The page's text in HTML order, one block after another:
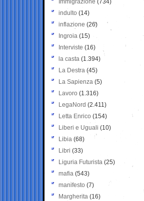
Immigrazione (734)
indulto (14)
inflazione (26)
Ingroia (15)
Interviste (16)
la casta (1.394)
La Destra (45)
La Sapienza (5)
Lavoro (1.316)
LegaNord (2.411)
Letta Enrico (154)
Liberi e Uguali (10)
Libia (68)
Libri (33)
Liguria Futurista (25)
mafia (543)
manifesto (7)
Margherita (16)